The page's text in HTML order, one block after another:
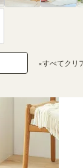
×すべてクリ